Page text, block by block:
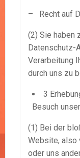
– Recht auf
(2) Sie haben
Datenschutz-
Verarbeitung
durch uns zu
3
Besuch
(1) Bei der
Website, also
oder uns